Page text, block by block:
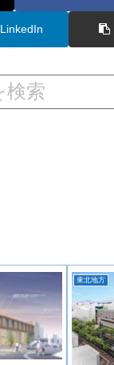
LinkedIn
東北地方